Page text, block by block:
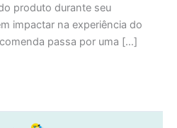
produto durante seu
impactar na experiência do
passa por uma […]